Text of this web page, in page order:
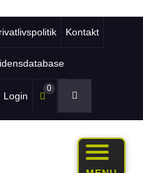
Kontakt
Login
0